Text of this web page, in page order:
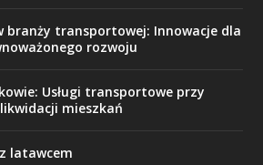
branży transportowej: Innowacje dla
rozwoju
Usługi transportowe przy
mieszkań
latawcem